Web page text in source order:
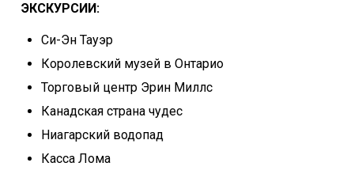
ЭКСКУРСИИ:
Си-Эн Тауэр
Королевский музей в Онтарио
Торговый центр Эрин Миллс
Канадская страна чудес
Ниагарский водопад
Касса Лома